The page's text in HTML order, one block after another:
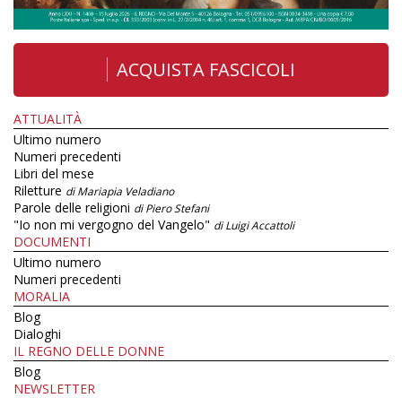
ACQUISTA FASCICOLI
ATTUALITÀ
Ultimo numero
Numeri precedenti
Libri del mese
Riletture di Mariapia Veladiano
Parole delle religioni di Piero Stefani
"Io non mi vergogno del Vangelo" di Luigi Accattoli
DOCUMENTI
Ultimo numero
Numeri precedenti
MORALIA
Blog
Dialoghi
IL REGNO DELLE DONNE
Blog
NEWSLETTER